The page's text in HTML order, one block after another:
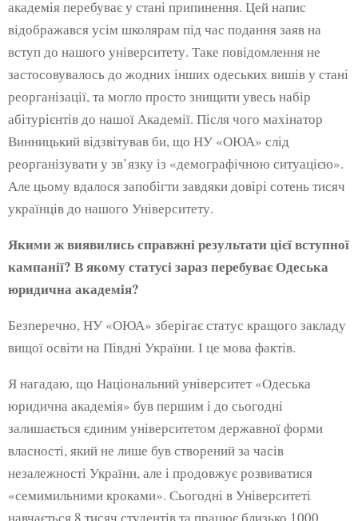
академія перебуває у стані припинення. Цей напис
відображався усім школярам під час подання заяв на
вступ до нашого університету. Таке повідомлення не
застосовувалось до жодних інших одеських вишів у стані
реорганізації, та могло просто знищити увесь набір
абітурієнтів до нашої Академії. Після чого махінатор
Винницький відзвітував би, що НУ «ОЮА» слід
реорганізувати у зв’язку із «демографічною ситуацією».
Але цьому вдалося запобігти завдяки довірі сотень тисяч
українців до нашого Університету.
Якими ж виявились справжні результати цієї вступної
кампанії? В якому статусі зараз перебуває Одеська
юридична академія?
Безперечно, НУ «ОЮА» зберігає статус кращого закладу
вищої освіти на Півдні України. І це мова фактів.
Я нагадаю, що Національний університет «Одеська
юридична академія» був першим і до сьогодні
залишається єдиним університетом державної форми
власності, який не лише був створений за часів
незалежності України, але і продовжує розвиватися
«семимильними кроками». Сьогодні в Університеті
навчається 8 тисяч студентів та працює близько 1000